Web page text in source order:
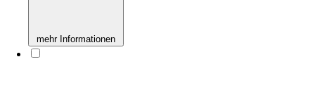
mehr Informationen